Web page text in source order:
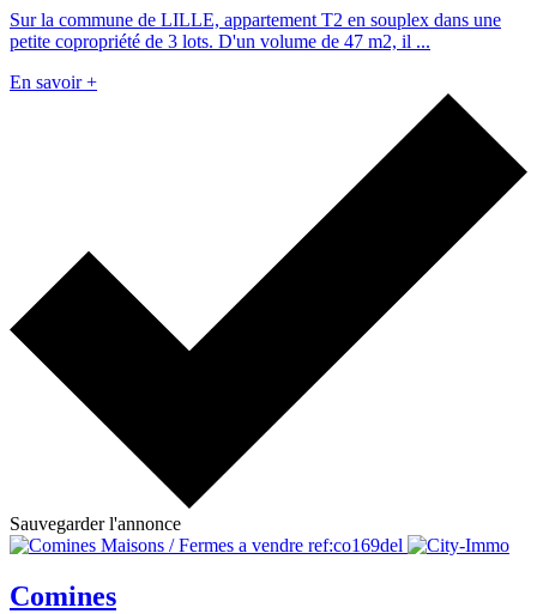
Sur la commune de LILLE, appartement T2 en souplex dans une
petite copropriété de 3 lots. D'un volume de 47 m2, il ...
En savoir +
Sauvegarder l'annonce
Comines